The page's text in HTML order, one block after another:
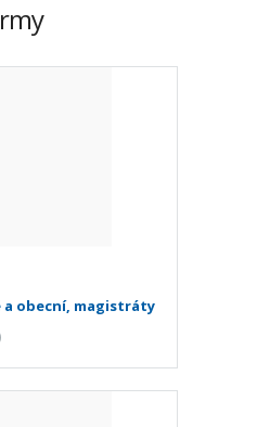
a obecní, magistráty